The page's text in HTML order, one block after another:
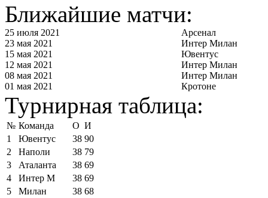
Ближайшие матчи:
25 июля 2021
Арсенал
23 мая 2021
Интер Милан
15 мая 2021
Ювентус
12 мая 2021
Интер Милан
08 мая 2021
Интер Милан
01 мая 2021
Кротоне
Турнирная таблица:
№ Команда О И
1
Ювентус 38 90
2
Наполи 38 79
3
Аталанта 38 69
4
Интер М 38 69
5
Милан 38 68